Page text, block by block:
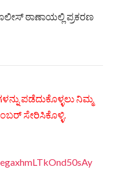
ಠಾಣಾಯಲ್ಲಿ ಪ್ರಕರಣ
ಪಡೆದುಕೊಳ್ಳಲು ನಿಮ್ಮ
ಸೇರಿಸಿಕೊಳ್ಳಿ.